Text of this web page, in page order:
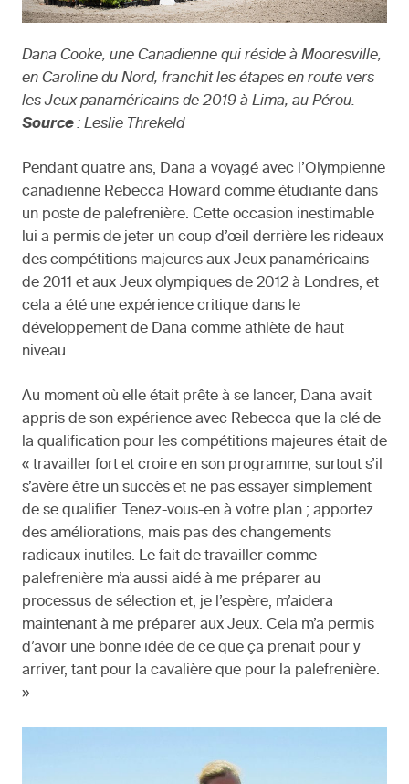
Dana Cooke, une Canadienne qui réside à Mooresville,
en Caroline du Nord, franchit les étapes en route vers
les Jeux panaméricains de 2019 à Lima, au Pérou.
Source: Leslie Threkeld
Pendant quatre ans, Dana a voyagé avec l’Olympienne
canadienne Rebecca Howard comme étudiante dans
un poste de palefrenière. Cette occasion inestimable
lui a permis de jeter un coup d’œil derrière les rideaux
des compétitions majeures aux Jeux panaméricains
de 2011 et aux Jeux olympiques de 2012 à Londres, et
cela a été une expérience critique dans le
développement de Dana comme athlète de haut
niveau.
Au moment où elle était prête à se lancer, Dana avait
appris de son expérience avec Rebecca que la clé de
la qualification pour les compétitions majeures était de
« travailler fort et croire en son programme, surtout s’il
s’avère être un succès et ne pas essayer simplement
de se qualifier. Tenez-vous-en à votre plan ; apportez
des améliorations, mais pas des changements
radicaux inutiles. Le fait de travailler comme
palefrenière m’a aussi aidé à me préparer au
processus de sélection et, je l’espère, m’aidera
maintenant à me préparer aux Jeux. Cela m’a permis
d’avoir une bonne idée de ce que ça prenait pour y
arriver, tant pour la cavalière que pour la palefrenière.
»